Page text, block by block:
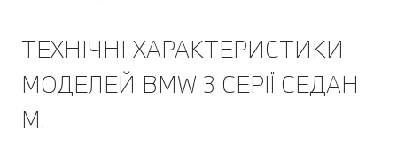
ТЕХНІЧНІ ХАРАКТЕРИСТИКИ
МОДЕЛЕЙ BMW 3 СЕРІЇ CЕДАН
M.